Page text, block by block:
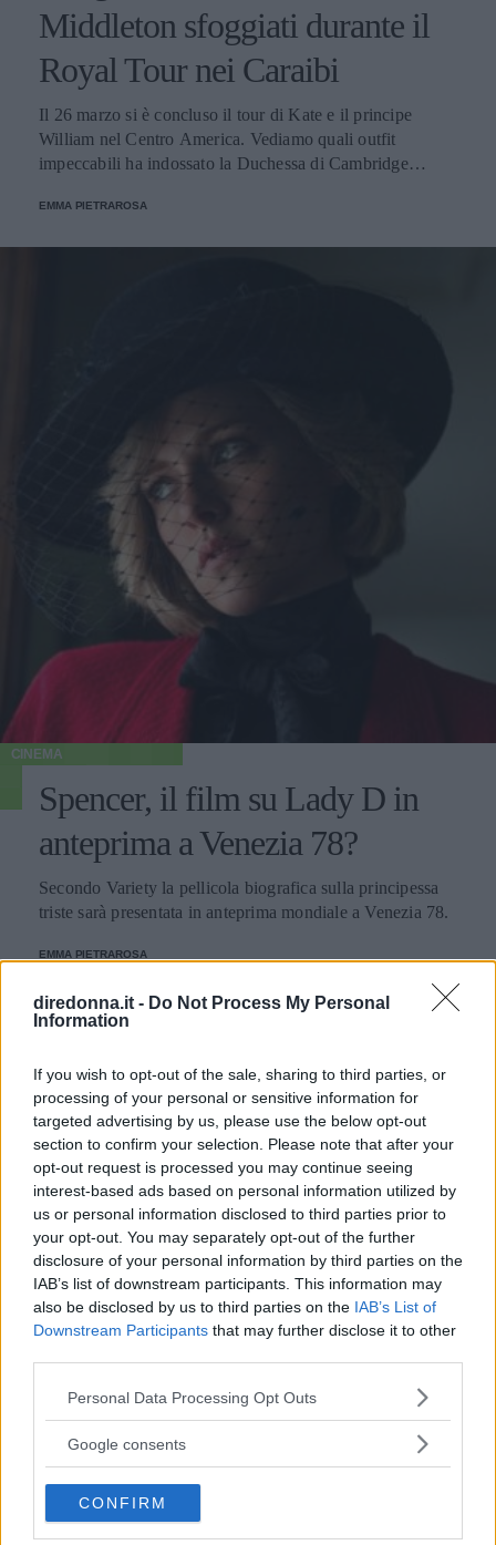
diredonna.it - Do Not Process My Personal
Information
If you wish to opt-out of the sale, sharing to third parties, or
processing of your personal or sensitive information for
targeted advertising by us, please use the below opt-out
section to confirm your selection. Please note that after your
opt-out request is processed you may continue seeing
interest-based ads based on personal information utilized by
us or personal information disclosed to third parties prior to
your opt-out. You may separately opt-out of the further
disclosure of your personal information by third parties on the
IAB’s list of downstream participants. This information may
also be disclosed by us to third parties on the IAB’s List of
Downstream Participants that may further disclose it to other
Please note that this website/app uses one or more Google
not limited to your visit or usage behaviour. You may click to
use your data for below specified purposes in below Google
consent section.
Personal Data Processing Opt Outs
Google consents
CONFIRM
Middleton sfoggiati durante il
Royal Tour nei Caraibi
Il 26 marzo si è concluso il tour di Kate e il principe
William nel Centro America. Vediamo quali outfit
impeccabili ha indossato la Duchessa di Cambridge
EMMA PIETRAROSA
CINEMA
Spencer, il film su Lady D in
anteprima a Venezia 78?
Secondo Variety la pellicola biografica sulla principessa
triste sarà presentata in anteprima mondiale a Venezia 78.
EMMA PIETRAROSA